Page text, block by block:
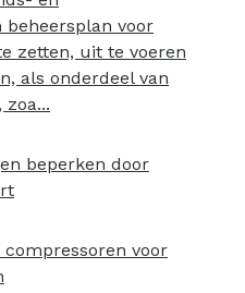
beheersplan voor
zetten, uit te voeren
als onderdeel van
beperken door
voor